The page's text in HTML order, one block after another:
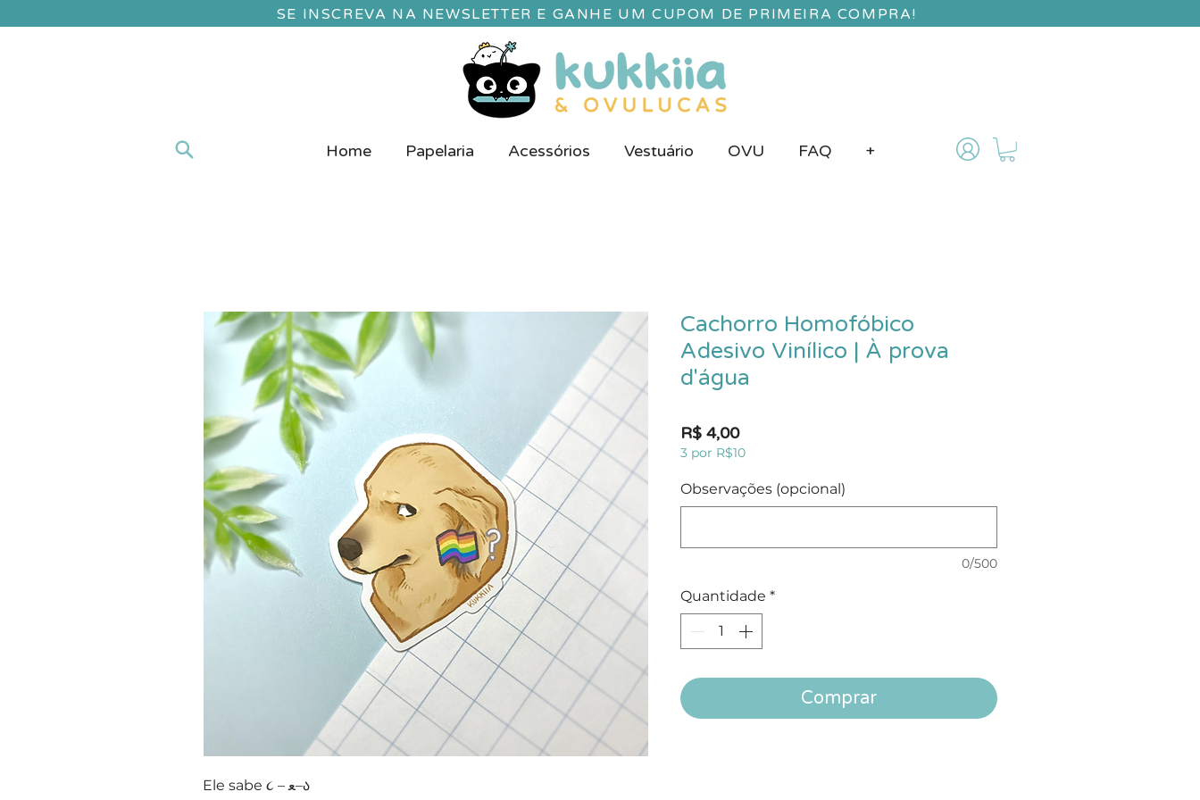
SE INSCREVA NA NEWSLETTER E GANHE UM CUPOM DE PRIMEIRA COMPRA!
Home Papelaria Acessórios Vestuário OVU FAQ +
Ele sabe ૮ – ﻌ–ა
Cachorro Homofóbico
Adesivo Vinílico | À prova
d'água
R$ 4,00Preço
3 por R$10
Observações (opcional)
0/500
Quantidade *
Comprar